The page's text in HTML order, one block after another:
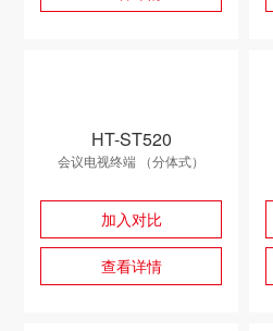
HT-ST520
会议电视终端 （分体式）
加入对比
查看详情